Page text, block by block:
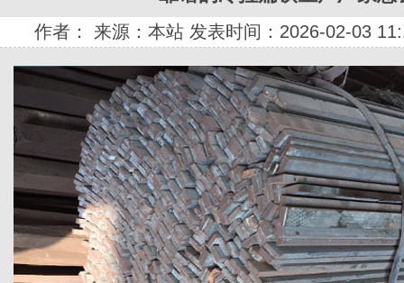
作者： 来源：本站 发表时间：2026-02-03